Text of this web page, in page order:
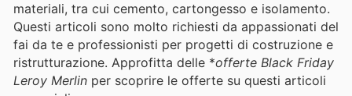
materiali, tra cui cemento, cartongesso e isolamento.
Questi articoli sono molto richiesti da appassionati del
fai da te e professionisti per progetti di costruzione e
ristrutturazione. Approfitta delle *offerte Black Friday
Leroy Merlin per scoprire le offerte su questi articoli